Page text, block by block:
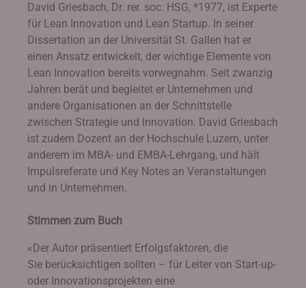
David Griesbach, Dr. rer. soc. HSG, *1977, ist Experte
für Lean Innovation und Lean Startup. In seiner
Dissertation an der Universität St. Gallen hat er
einen Ansatz entwickelt, der wichtige Elemente von
Lean Innovation bereits vorwegnahm. Seit zwanzig
Jahren berät und begleitet er Unternehmen und
andere Organisationen an der Schnittstelle
zwischen Strategie und Innovation. David Griesbach
ist zudem Dozent an der Hochschule Luzern, unter
anderem im MBA- und EMBA-Lehrgang, und hält
Impulsreferate und Key Notes an Veranstaltungen
und in Unternehmen.
Stimmen zum Buch
«Der Autor präsentiert Erfolgsfaktoren, die
Sie berücksichtigen sollten – für Leiter von Start-up-
oder Innovationsprojekten eine